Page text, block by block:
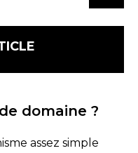
domaine ?
assez simple